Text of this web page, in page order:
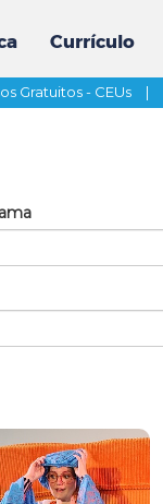
Currículo
Gratuitos - CEUs |